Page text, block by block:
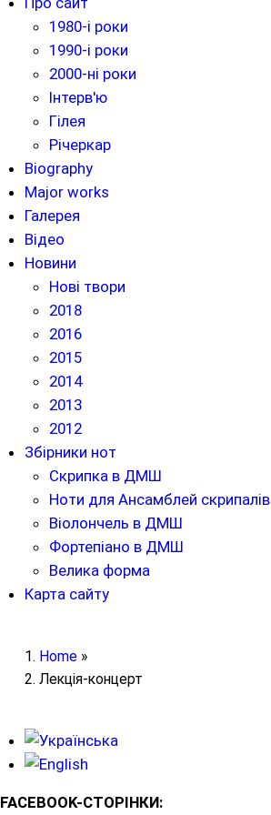
1980-і роки
1990-і роки
2000-ні роки
Інтерв'ю
Гілея
Річеркар
Biography
Major works
Галерея
Відео
Новини
Нові твори
2018
2016
2015
2014
2013
2012
Збірники нот
Скрипка в ДМШ
Ноти для Ансамблей скрипалів
Віолончель в ДМШ
Фортепіано в ДМШ
Велика форма
Карта сайту
Home »
Лекція-концерт
FACEBOOK-СТОРІНКИ: